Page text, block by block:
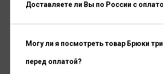
Доставляете ли Вы по России с
Могу ли я посмотреть товар Брюки
перед оплатой?